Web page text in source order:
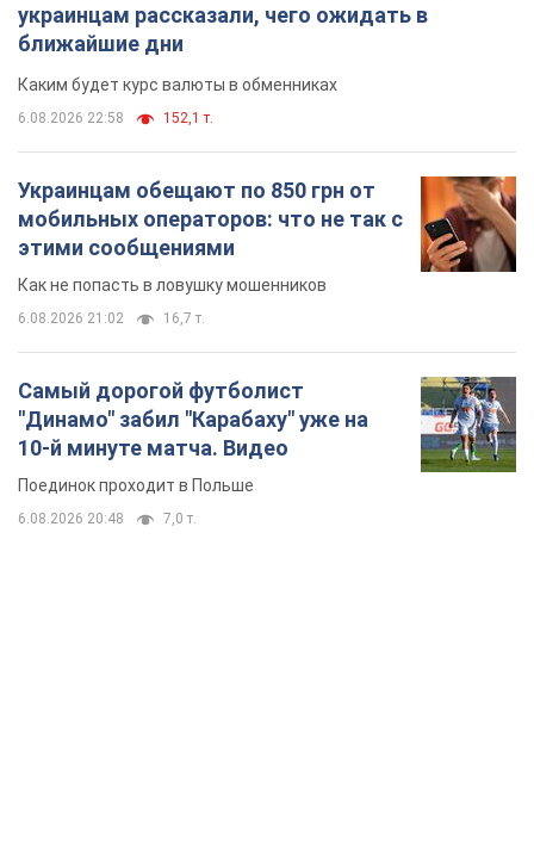
украинцам рассказали, чего ожидать в
ближайшие дни
Каким будет курс валюты в обменниках
6.08.2026 22:58 152,1 т.
Украинцам обещают по 850 грн от
мобильных операторов: что не так с
этими сообщениями
Как не попасть в ловушку мошенников
6.08.2026 21:02 16,7 т.
Самый дорогой футболист
"Динамо" забил "Карабаху" уже на
10-й минуте матча. Видео
Поединок проходит в Польше
6.08.2026 20:48 7,0 т.